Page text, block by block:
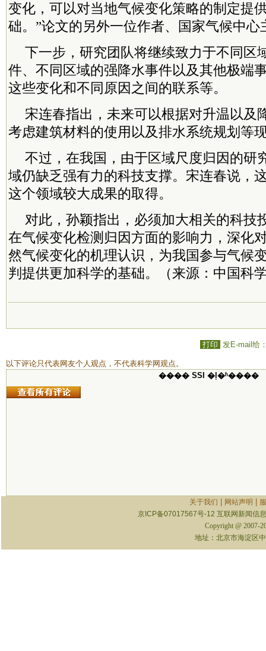
变化，可以对当地气候变化策略的制定提
础。”论文的另外一位作者、国家气候中心
下一步，研究团队将继续致力于不同区
件、不同区域的强降水事件以及其他极端
这些变化和不同原因之间的联系等。
宋连春指出，未来可以根据对升温以及
考虑建筑材料的使用以及排水系统规划等
不过，在我国，由于区域尺度归因的研
域仍缺乏强有力的科技支撑。宋连春说，
这个领域较大成果的取得。
对此，孙颖指出，必须加大相关的科技
在气候变化检测归因方面的影响力，深化
然气候变化的机理认识，为我国参与气候
判提供更加科学的基础。（来源：中国科
打印 发E-mail给
以下评论只代表网友个人观点，不代表科学网观点。
���� SSI �ļ�ʱ����
关于我们 网站声明
京ICP备07017567号-12 互联网新闻信
Copyright @ 2007-
地址：北京市海淀区